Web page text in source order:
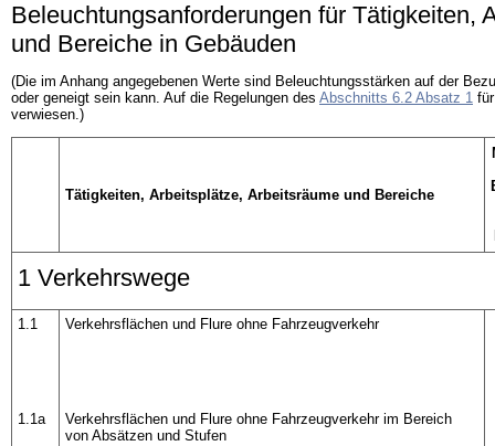
Beleuchtungsanforderungen für Tätigkeiten,
und Bereiche in Gebäuden
(Die im Anhang angegebenen Werte sind Beleuchtungsstärken auf der
oder geneigt sein kann. Auf die Regelungen des Abschnitts 6.2 Absatz 1
verwiesen.)
Tätigkeiten, Arbeitsplätze, Arbeitsräume und Bereiche
1 Verkehrswege
1.1 Verkehrsflächen und Flure ohne Fahrzeugverkehr
1.1a
Verkehrsflächen und Flure ohne Fahrzeugverkehr im Bereich
von Absätzen und Stufen